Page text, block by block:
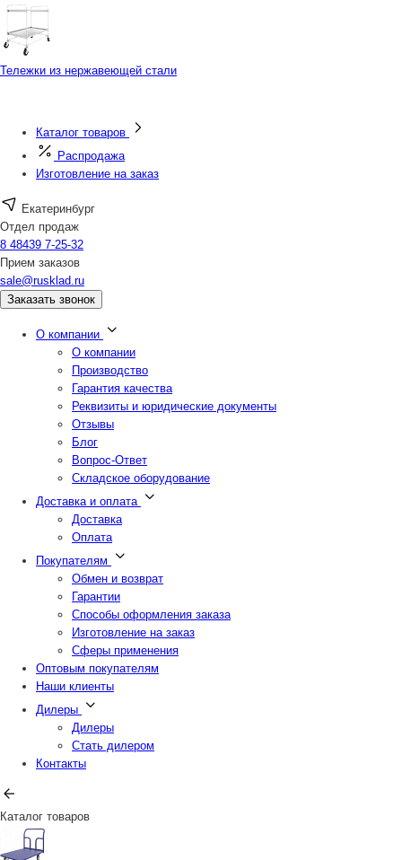
Тележки из нержавеющей стали
Каталог товаров
Распродажа
Изготовление на заказ
Екатеринбург
Отдел продаж
8 48439 7-25-32
Прием заказов
sale@rusklad.ru
Заказать звонок
О компании
О компании
Производство
Гарантия качества
Реквизиты и юридические документы
Отзывы
Блог
Вопрос-Ответ
Складское оборудование
Доставка и оплата
Доставка
Оплата
Покупателям
Обмен и возврат
Гарантии
Способы оформления заказа
Изготовление на заказ
Сферы применения
Оптовым покупателям
Наши клиенты
Дилеры
Дилеры
Стать дилером
Контакты
Каталог товаров